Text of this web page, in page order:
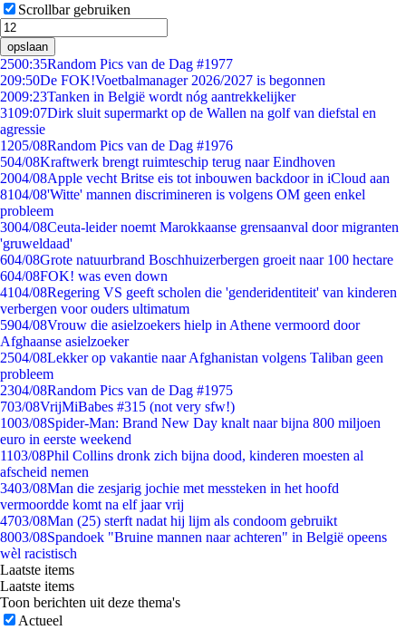
Scrollbar gebruiken
opslaan
2500:35Random Pics van de Dag #1977
209:50De FOK!Voetbalmanager 2026/2027 is begonnen
2009:23Tanken in België wordt nóg aantrekkelijker
3109:07Dirk sluit supermarkt op de Wallen na golf van diefstal en
agressie
1205/08Random Pics van de Dag #1976
504/08Kraftwerk brengt ruimteschip terug naar Eindhoven
2004/08Apple vecht Britse eis tot inbouwen backdoor in iCloud aan
8104/08'Witte' mannen discrimineren is volgens OM geen enkel
probleem
3004/08Ceuta-leider noemt Marokkaanse grensaanval door migranten
'gruweldaad'
604/08Grote natuurbrand Boschhuizerbergen groeit naar 100 hectare
604/08FOK! was even down
4104/08Regering VS geeft scholen die 'genderidentiteit' van kinderen
verbergen voor ouders ultimatum
5904/08Vrouw die asielzoekers hielp in Athene vermoord door
Afghaanse asielzoeker
2504/08Lekker op vakantie naar Afghanistan volgens Taliban geen
probleem
2304/08Random Pics van de Dag #1975
703/08VrijMiBabes #315 (not very sfw!)
1003/08Spider-Man: Brand New Day knalt naar bijna 800 miljoen
euro in eerste weekend
1103/08Phil Collins dronk zich bijna dood, kinderen moesten al
afscheid nemen
3403/08Man die zesjarig jochie met messteken in het hoofd
vermoordde komt na elf jaar vrij
4703/08Man (25) sterft nadat hij lijm als condoom gebruikt
8003/08Spandoek "Bruine mannen naar achteren" in België opeens
wèl racistisch
Laatste items
Laatste items
Toon berichten uit deze thema's
Actueel